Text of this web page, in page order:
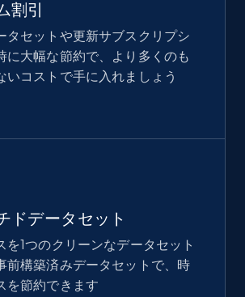
1.5K+ 今すぐ購入
- Posts
Name, Description, Date
URL, Quoted post, and more.
1.2K+
割引
タセットや更新サブスクリプシ
に大幅な節約で、より多くのも
いコストで手に入れましょう
ドデータセット
を1つのクリーンなデータセット
前構築済みデータセットで、時
を節約できます